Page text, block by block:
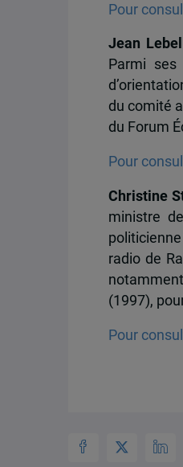
Pour
Jean Lebel
Parmi
du comité
du Forum
Pour
Christine
ministre
radio de
(1997),
Pour